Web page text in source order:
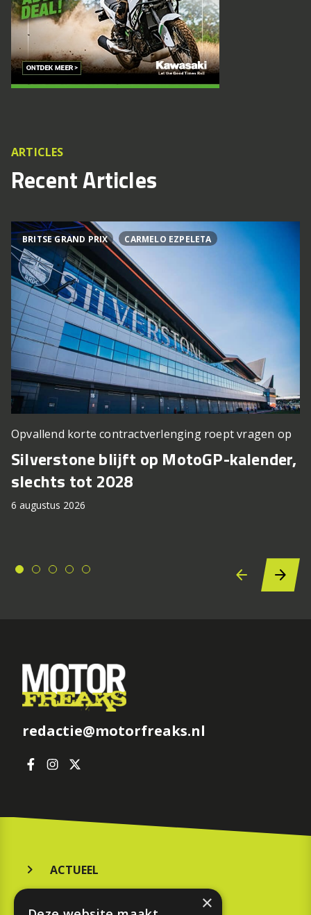
ARTICLES
Recent Articles
BRITSE GRAND PRIX CARMELO EZPELETA
Opvallend korte contractverlenging roept vragen op
Silverstone blijft op MotoGP-kalender,
slechts tot 2028
6 augustus 2026
redactie@motorfreaks.nl
ACTUEEL
×